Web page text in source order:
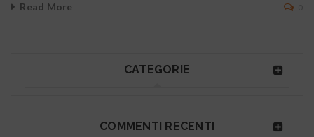
Read More
CATEGORIE
COMMENTI RECENTI